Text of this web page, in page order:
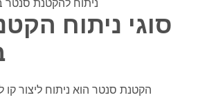
סוגי ניתוח
הקטנת סנטר הוא ניתוח ליצור